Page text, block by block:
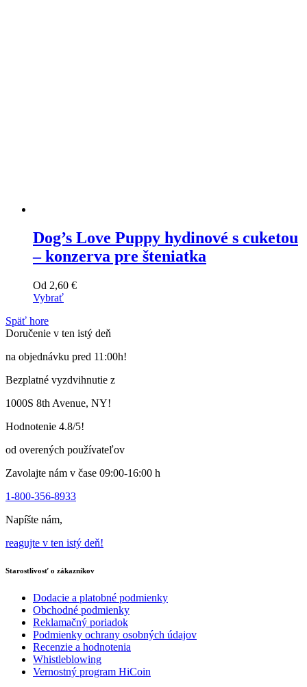
Dog’s Love Puppy hydinové s cuketou
– konzerva pre šteniatka
Od 2,60 €
Vybrať
výrobok
má
variantov.
si
vybrať
stránke
produktu
Späť hore
Doručenie v ten istý deň
na objednávku pred 11:00h!
Bezplatné vyzdvihnutie z
1000S 8th Avenue, NY!
Hodnotenie 4.8/5!
od overených používateľov
Zavolajte nám v čase 09:00-16:00 h
1-800-356-8933
Napíšte nám,
reagujte v ten istý deň!
Starostlivosť o zákazníkov
Dodacie a platobné podmienky
Obchodné podmienky
Reklamačný poriadok
Podmienky ochrany osobných údajov
Recenzie a hodnotenia
Whistleblowing
Vernostný program HiCoin